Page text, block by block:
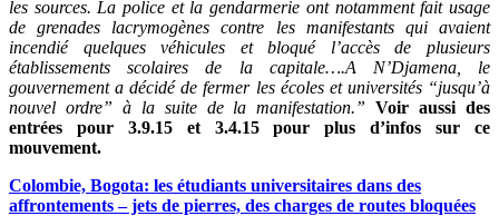
les sources. La police et la gendarmerie ont notamment fait usage
de grenades lacrymogènes contre les manifestants qui avaient
incendié quelques véhicules et bloqué l’accès de plusieurs
établissements scolaires de la capitale….A N’Djamena, le
gouvernement a décidé de fermer les écoles et universités “jusqu’à
nouvel ordre” à la suite de la manifestation.”Voir aussi des
entrées pour 3.9.15 et 3.4.15 pour plus d’infos sur ce
mouvement.
Colombie, Bogota: les étudiants universitaires dans des
affrontements – jets de pierres, des charges de routes bloquées